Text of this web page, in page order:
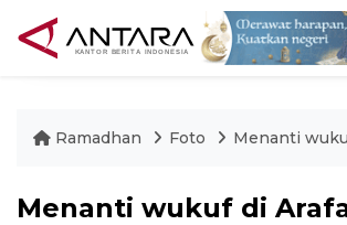
Ramadhan Foto Menanti
Menanti wukuf di